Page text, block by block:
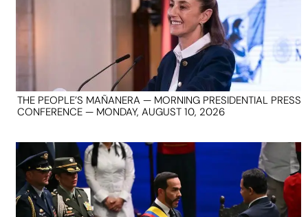
THE PEOPLE’S MAÑANERA — MORNING PRESIDENTIAL PRESS
CONFERENCE — MONDAY, AUGUST 10, 2026